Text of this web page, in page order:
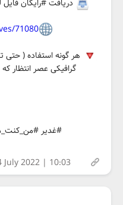
71080
هر گونه استفاده ( حتی
گرافیکی عصر انتظار
#غدیر
July 2022 | 10:03